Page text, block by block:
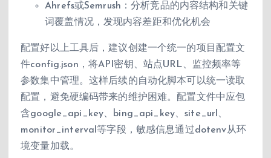
Ahrefs或Semrush：分析竞品的内容结构和关键
词覆盖情况，发现内容差距和优化机会
配置好以上工具后，建议创建一个统一的项目配置文
件config.json，将API密钥、站点URL、监控频率等
参数集中管理。这样后续的自动化脚本可以统一读取
配置，避免硬编码带来的维护困难。配置文件中应包
含google_api_key、bing_api_key、site_url、
monitor_interval等字段，敏感信息通过dotenv从环
境变量加载。